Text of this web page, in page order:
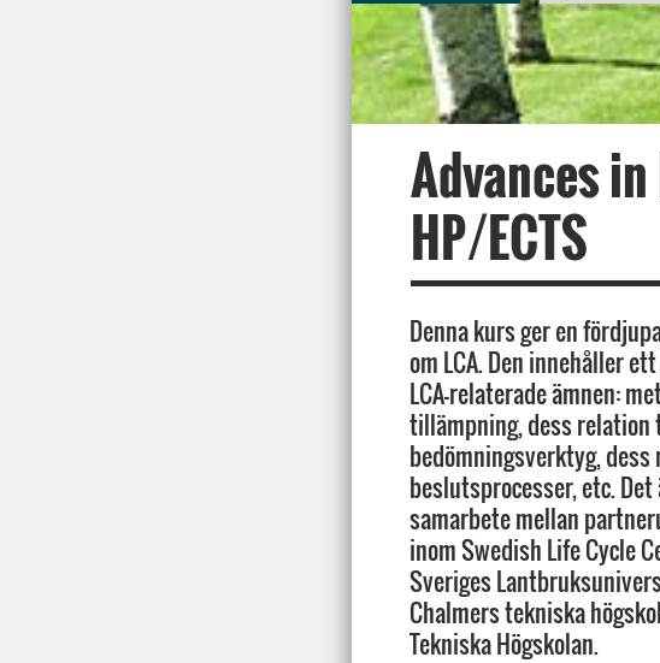
Advances
HP/ECTS
Denna kurs ger en
om LCA. Den innehåller
LCA-relaterade ämnen:
tillämpning, dess relation
bedömningsverktyg, dess
beslutsprocesser, etc.
samarbete mellan
inom Swedish Life Cycle
Sveriges
Chalmers tekniska
Tekniska Högskolan.